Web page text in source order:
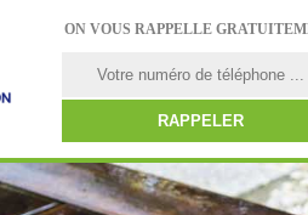
ON VOUS RAPPELLE